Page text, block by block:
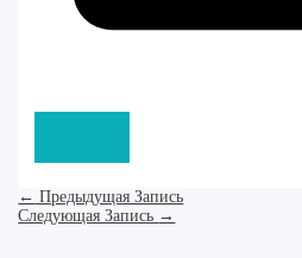
← Предыдущая Запись
Следующая Запись →